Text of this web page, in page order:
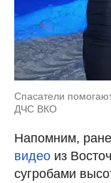
Спасатели
ДЧС ВКО
Напомним,
видео из
сугробами